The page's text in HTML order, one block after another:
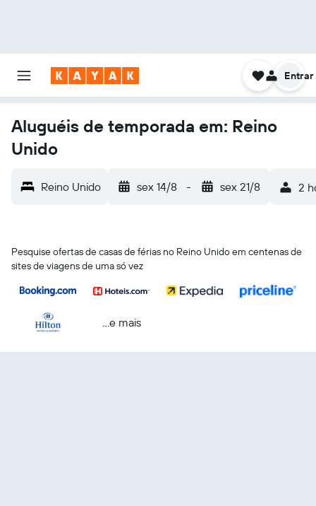
Entrar
Aluguéis de temporada em: Reino
Unido
Reino Unido sex 14/8 - sex 21/8 2
Pesquise ofertas de casas de férias no Reino Unido em centenas de
sites de viagens de uma só vez
...e mais